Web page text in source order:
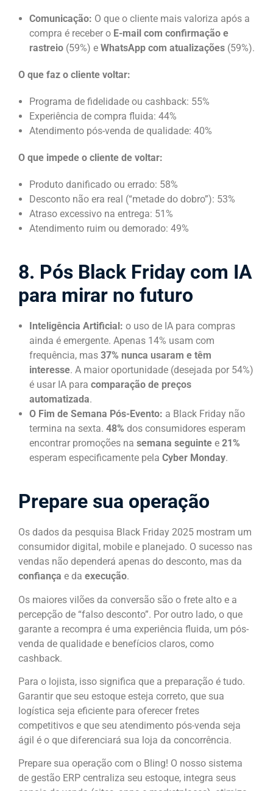
Comunicação: O que o cliente mais valoriza após a
compra é receber o E-mail com confirmação e
rastreio (59%) e WhatsApp com atualizações (59%).
O que faz o cliente voltar:
Programa de fidelidade ou cashback: 55%
Experiência de compra fluida: 44%
Atendimento pós-venda de qualidade: 40%
O que impede o cliente de voltar:
Produto danificado ou errado: 58%
Desconto não era real (“metade do dobro”): 53%
Atraso excessivo na entrega: 51%
Atendimento ruim ou demorado: 49%
8. Pós Black Friday com IA
para mirar no futuro
Inteligência Artificial: o uso de IA para compras
ainda é emergente. Apenas 14% usam com
frequência, mas 37% nunca usaram e têm
interesse. A maior oportunidade (desejada por 54%)
é usar IA para comparação de preços
automatizada.
O Fim de Semana Pós-Evento: a Black Friday não
termina na sexta. 48% dos consumidores esperam
encontrar promoções na semana seguinte e 21%
esperam especificamente pela Cyber Monday.
Prepare sua operação
Os dados da pesquisa Black Friday 2025 mostram um
consumidor digital, mobile e planejado. O sucesso nas
vendas não dependerá apenas do desconto, mas da
confiança e da execução.
Os maiores vilões da conversão são o frete alto e a
percepção de “falso desconto”. Por outro lado, o que
garante a recompra é uma experiência fluida, um pós-
venda de qualidade e benefícios claros, como
cashback.
Para o lojista, isso significa que a preparação é tudo.
Garantir que seu estoque esteja correto, que sua
logística seja eficiente para oferecer fretes
competitivos e que seu atendimento pós-venda seja
ágil é o que diferenciará sua loja da concorrência.
Prepare sua operação com o Bling! O nosso sistema
de gestão ERP centraliza seu estoque, integra seus